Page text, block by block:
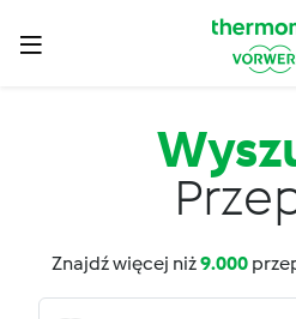
Znajdź więcej niż9.000